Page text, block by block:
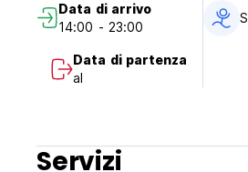
itinerario per la giornata, questo
Il Sasan Hotel Shiraz accoglie
potrebbe essere la scelta
Politiche e condizioni del Sasan
Politica di cancellazione: 72
notte del soggiorno.
Data di arrivo
14:00 - 23:00
Data di partenza
al
Servizi